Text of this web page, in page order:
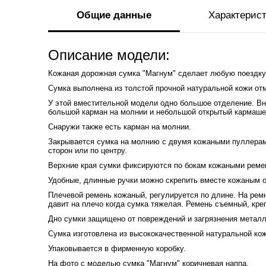
Общие данные
Описание модели:
Кожаная дорожная сумка "Магнум" сделает любую
Сумка выполнена из толстой прочной натуральной кожи
У этой вместительной модели одно большое отделение.
большой карман на молнии и небольшой открытый
Снаружи также есть карман на молнии.
Закрывается сумка на молнию с двумя кожаными
сторон или по центру.
Верхние края сумки фиксируются по бокам кожаными
Удобные, длинные ручки можно скрепить вместе кожаным
Плечевой ремень кожаный, регулируется по длине. На
давит на плечо когда сумка тяжелая. Ремень съемный,
Дно сумки защищено от повреждений и загрязнения
Сумка изготовлена из высококачественной натуральной
Упаковывается в фирменную коробку.
На фото с моделью сумка "Магнум" коричневая наппа.